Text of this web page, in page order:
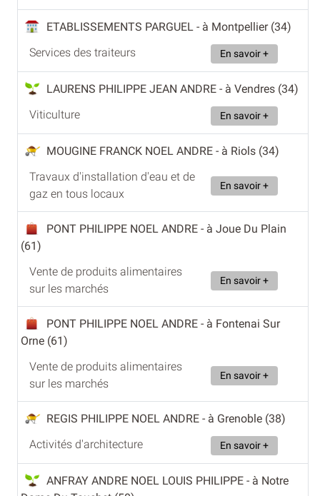
ETABLISSEMENTS PARGUEL - à Montpellier (34)
Services des traiteurs
En savoir +
LAURENS PHILIPPE JEAN ANDRE - à Vendres (34)
Viticulture
En savoir +
MOUGINE FRANCK NOEL ANDRE - à Riols (34)
Travaux d'installation d'eau et de
gaz en tous locaux
En savoir +
PONT PHILIPPE NOEL ANDRE - à Joue Du Plain
(61)
Vente de produits alimentaires
sur les marchés
En savoir +
PONT PHILIPPE NOEL ANDRE - à Fontenai Sur
Orne (61)
Vente de produits alimentaires
sur les marchés
En savoir +
REGIS PHILIPPE NOEL ANDRE - à Grenoble (38)
Activités d'architecture
En savoir +
ANFRAY ANDRE NOEL LOUIS PHILIPPE - à Notre